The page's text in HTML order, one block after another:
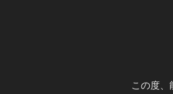
この度、